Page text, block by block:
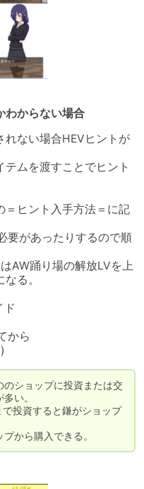
わからない場合
れない場合HEVヒントが
ムを渡すことでヒント
＝ヒント入手方法＝に記
要があったりするので順
AW踊り場の解放LVを上
る。
ド
から
のショップに投資または交
い。
投資すると鎌がショップ
から購入できる。